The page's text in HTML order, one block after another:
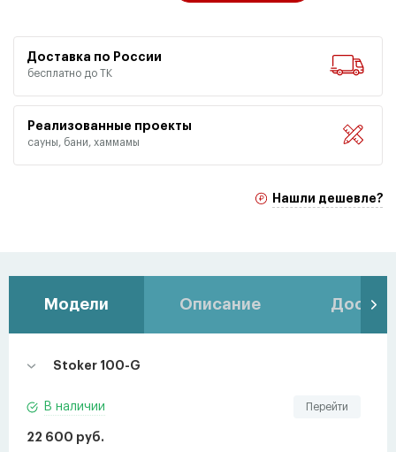
Доставка по России
бесплатно до ТК
Реализованные проекты
сауны, бани, хаммамы
Нашли дешевле?
Модели Описание
Stoker 100-G
Перейти
В наличии
22 600 руб.